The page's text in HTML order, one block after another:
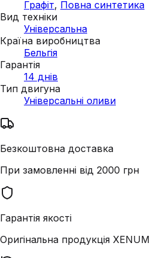
Графіт, Повна синтетика
Вид техніки
Універсальна
Країна виробництва
Бельгія
Гарантія
14 днів
Тип двигуна
Універсальні оливи
Безкоштовна доставка
При замовленні від 2000 грн
Гарантія якості
Оригінальна продукція XENUM